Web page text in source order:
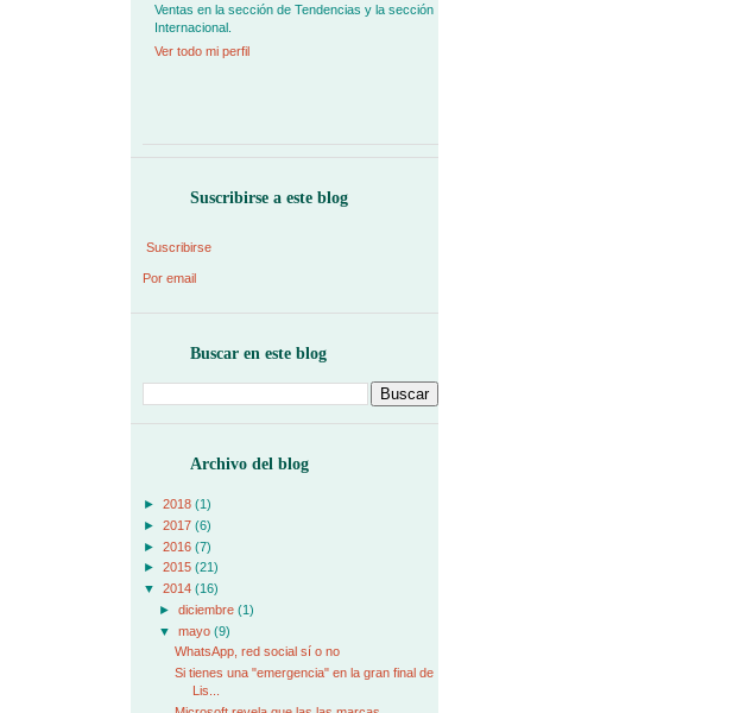
Ventas en la sección de Tendencias y la sección
Internacional.
Ver todo mi perfil
Suscribirse a este blog
Suscribirse
Por email
Buscar en este blog
Archivo del blog
► 2018 (1)
► 2017 (6)
► 2016 (7)
► 2015 (21)
▼ 2014 (16)
► diciembre (1)
▼ mayo (9)
WhatsApp, red social sí o no
Si tienes una "emergencia" en la gran final de
Lis...